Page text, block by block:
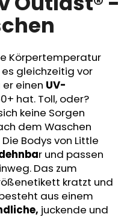
Körpertemperatur
gleichzeitig vor
einen UV-
hat. Toll, oder?
keine Sorgen
dem Waschen
Bodys von Little
r und passen
Das zum
kratzt und
aus einem
juckende und